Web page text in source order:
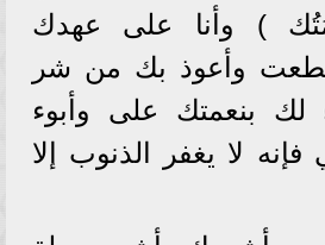
) وأنا على عهدك
وأعوذ بك من شر
لك بنعمتك على وأبوء
لا يغفر الذنوب إلا